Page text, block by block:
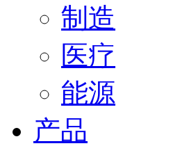
制造
医疗
能源
产品